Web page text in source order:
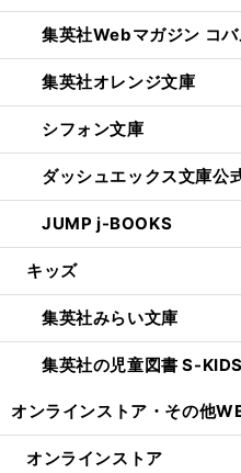
集英社Webマガジン コバ
集英社オレンジ文庫
シフォン文庫
ダッシュエックス文庫公
JUMP j-BOOKS
キッズ
集英社みらい文庫
集英社の児童図書 S-
オンラインストア・ その他
オンラインストア